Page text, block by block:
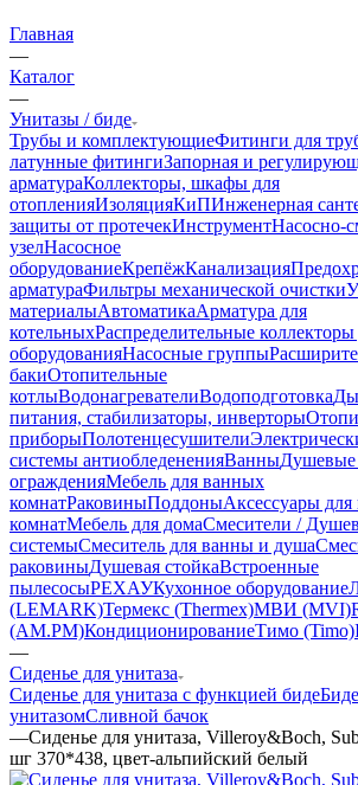
Главная
—
Каталог
—
Унитазы / биде
Трубы и комплектующиеФитинги для
латунные фитингиЗапорная и
арматураКоллекторы, шкафы для
отопленияИзоляцияКиПИнженерная
защиты от протечекИнструментНасосно-
узелНасосное
оборудованиеКрепёжКанализация
арматураФильтры механической очистки
материалыАвтоматикаАрматура для
котельныхРаспределительные коллекторы
оборудованияНасосные группы
бакиОтопительные
котлыВодонагревателиВодоподготовка
питания, стабилизаторы, инверторы
приборыПолотенцесушители
системы антиобледененияВанны
огражденияМебель для ванных
комнатРаковиныПоддоныАксессуары
комнатМебель для домаСмесители /
системыСмеситель для ванны и душа
раковиныДушевая стойкаВстроенные
пылесосыРЕХАУКухонное оборудование
(LEMARK)Термекс (Thermex)МВИ (MVI)
(AM.PM)КондиционированиеТимо (Timo)
—
Сиденье для унитаза
Сиденье для унитаза с функцией бидеБиде
унитазомСливной бачок
—Сиденье для унитаза, Villeroy&Boch,
шг 370*438, цвет-альпийский белый